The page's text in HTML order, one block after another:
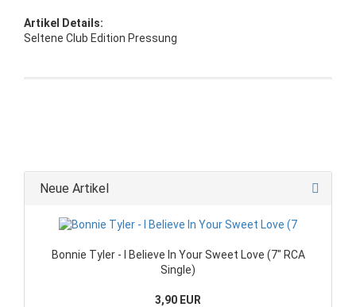
Artikel Details:
Seltene Club Edition Pressung
Neue Artikel
Bonnie Tyler - I Believe In Your Sweet Love (7" RCA
Single)
3,90 EUR